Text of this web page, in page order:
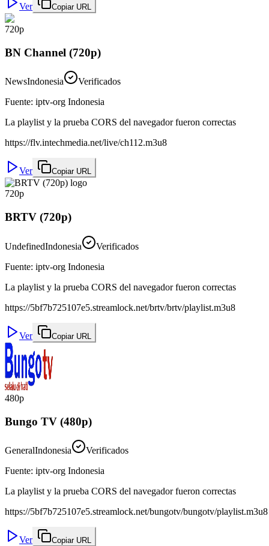
Ver Copiar URL
720p
BN Channel (720p)
NewsIndonesia
Verificados
Fuente: iptv-org Indonesia
La playlist y la prueba CORS del navegador fueron correctas
https://flv.intechmedia.net/live/ch112.m3u8
Ver Copiar URL
720p
BRTV (720p)
UndefinedIndonesia
Verificados
Fuente: iptv-org Indonesia
La playlist y la prueba CORS del navegador fueron correctas
https://5bf7b725107e5.streamlock.net/brtv/brtv/playlist.m3u8
Ver Copiar URL
480p
Bungo TV (480p)
GeneralIndonesia
Verificados
Fuente: iptv-org Indonesia
La playlist y la prueba CORS del navegador fueron correctas
https://5bf7b725107e5.streamlock.net/bungotv/bungotv/playlist.m3u8
Ver Copiar URL